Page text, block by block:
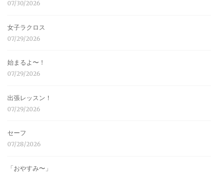
07/30/2026
女子ラクロス
07/29/2026
始まるよ〜！
07/29/2026
出張レッスン！
07/29/2026
セーフ
07/28/2026
「おやすみ〜」